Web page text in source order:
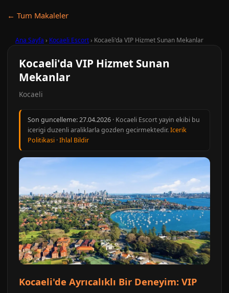
← Tum Makaleler
Ana Sayfa › Kocaeli Escort› Kocaeli'da VIP Hizmet Sunan Mekanlar
Kocaeli'da VIP Hizmet Sunan
Mekanlar
Kocaeli
Son guncelleme:27.04.2026 · Kocaeli Escort yayin ekibi bu
icerigi duzenli araliklarla gozden gecirmektedir.Icerik
Politikasi ·Ihlal Bildir
Kocaeli'de Ayrıcalıklı Bir Deneyim: VIP